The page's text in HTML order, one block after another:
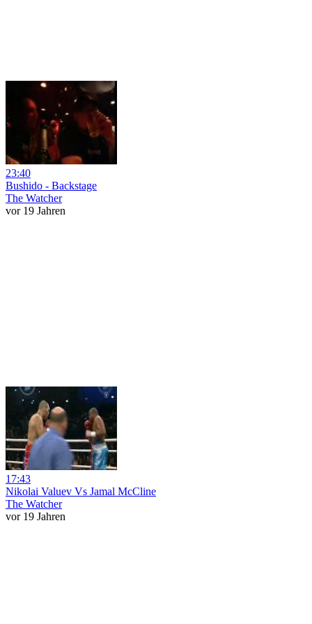
23:40
Bushido - Backstage
The Watcher
vor 19 Jahren
17:43
Nikolai Valuev Vs Jamal McCline
The Watcher
vor 19 Jahren